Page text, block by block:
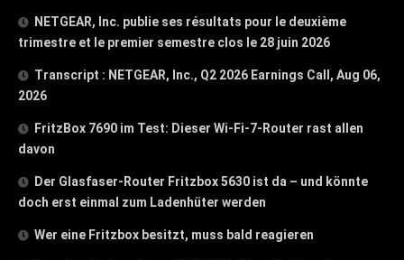
NETGEAR, Inc. publie ses résultats pour le deuxième
trimestre et le premier semestre clos le 28 juin 2026
Transcript : NETGEAR, Inc., Q2 2026 Earnings Call, Aug 06,
2026
FritzBox 7690 im Test: Dieser Wi-Fi-7-Router rast allen
davon
Der Glasfaser-Router Fritzbox 5630 ist da – und könnte
doch erst einmal zum Ladenhüter werden
Wer eine Fritzbox besitzt, muss bald reagieren